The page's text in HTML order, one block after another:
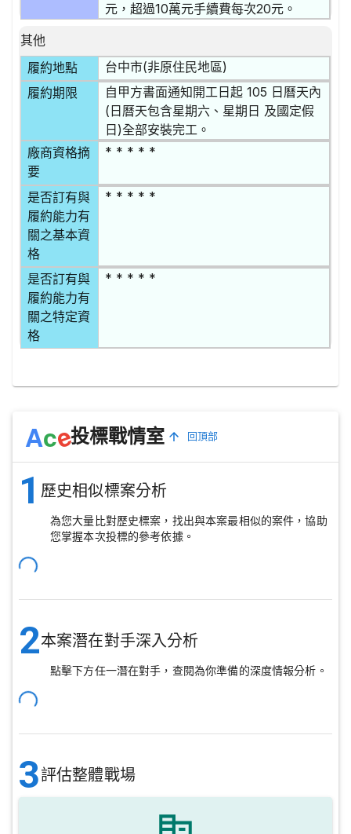
元，超過10萬元手續費每次20元。
其他
履約地點
台中市(非原住民地區)
履約期限
自甲方書面通知開工日起 105 日曆天內
(日曆天包含星期六、星期日 及國定假
日)全部安裝完工。
廠商資格摘
要
* * * * *
是否訂有與
履約能力有
關之基本資
格
* * * * *
是否訂有與
履約能力有
關之特定資
格
* * * * *
Ace投標戰情室 回頂部
1 歷史相似標案分析
為您大量比對歷史標案，找出與本案最相似的案件，協助
您掌握本次投標的參考依據。
2本案潛在對手深入分析
點擊下方任一潛在對手，查閱為你準備的深度情報分析。
3評估整體戰場